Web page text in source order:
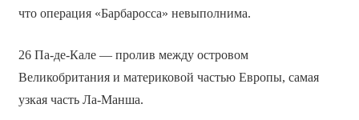
что операция «Барбаросса» невыполнима.
26 Па-де-Кале — пролив между островом
Великобритания и материковой частью Европы, самая
узкая часть Ла-Манша.